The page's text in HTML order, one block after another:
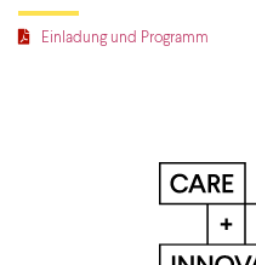
Einladung und Programm